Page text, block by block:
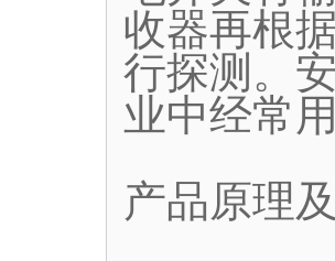
收器再根
行探测。
业中经常
产品原理